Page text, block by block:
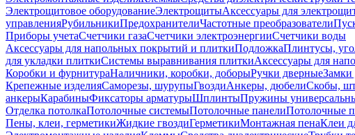
Электрощитовое оборудованиеЭлектрощитыАксессуары для
управленияРубильникиПредохранителиЧастотные преобразователи
Приборы учетаСчетчики газаСчетчики электроэнергииСчетчики воды
Аксессуары для напольных покрытий и плиткиПодложкаПлинтусы,
для укладки плиткиСистемы выравнивания плиткиАксессуары для
Коробки и фурнитураНаличники, коробки, доборыРучки дверныеЗамки
Крепежные изделияСаморезы, шурупыГвоздиАнкеры, дюбелиСкобы,
анкерыКарабиныФиксаторы арматурыШплинтыПружины
Отделка потолкаПотолочные системыПотолочные панелиПотолочные
Пены, клеи, герметикиЖидкие гвоздиГерметикиМонтажная пенаКлеи